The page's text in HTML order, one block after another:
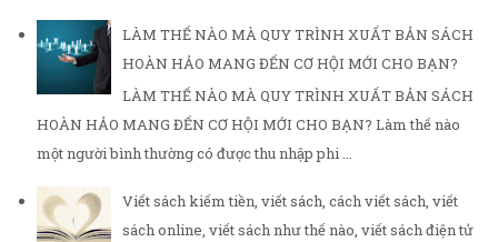
LÀM THẾ NÀO MÀ QUY TRÌNH XUẤT BẢN SÁCH
HOÀN HẢO MANG ĐẾN CƠ HỘI MỚI CHO BẠN?
LÀM THẾ NÀO MÀ QUY TRÌNH XUẤT BẢN SÁCH
HOÀN HẢO MANG ĐẾN CƠ HỘI MỚI CHO BẠN? Làm thế nào
một người bình thường có được thu nhập phi ...
Viết sách kiếm tiền, viết sách, cách viết sách, viết
sách online, viết sách như thế nào, viết sách điện tử